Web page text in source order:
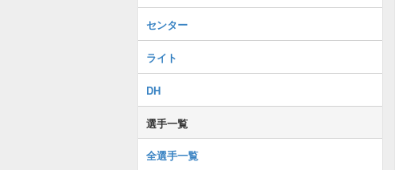
センター
ライト
DH
選手一覧
全選手一覧